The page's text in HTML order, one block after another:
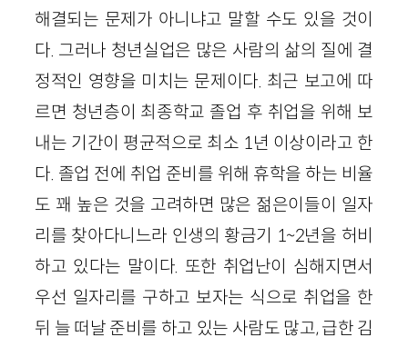
해결되는 문제가 아니냐고 말할 수도 있을 것이
다. 그러나 청년실업은 많은 사람의 삶의 질에 결
정적인 영향을 미치는 문제이다. 최근 보고에 따
르면 청년층이 최종학교 졸업 후 취업을 위해 보
내는 기간이 평균적으로 최소 1년 이상이라고 한
다. 졸업 전에 취업 준비를 위해 휴학을 하는 비율
도 꽤 높은 것을 고려하면 많은 젊은이들이 일자
리를 찾아다니느라 인생의 황금기 1~2년을 허비
하고 있다는 말이다. 또한 취업난이 심해지면서
우선 일자리를 구하고 보자는 식으로 취업을 한
뒤 늘 떠날 준비를 하고 있는 사람도 많고, 급한 김